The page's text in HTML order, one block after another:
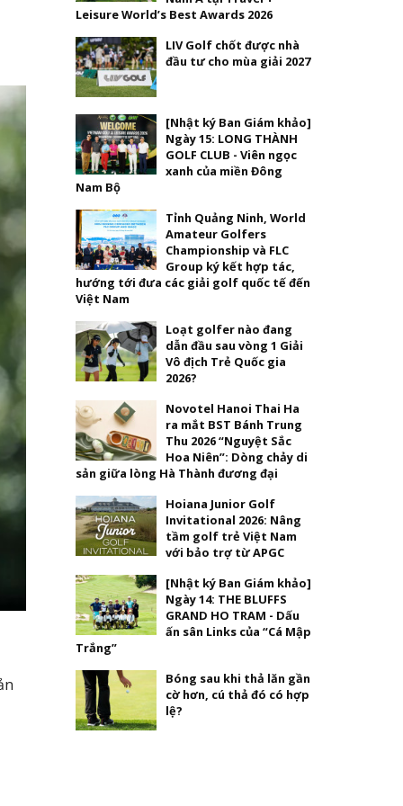
Leisure World’s Best Awards 2026
LIV Golf chốt được nhà
đầu tư cho mùa giải 2027
[Nhật ký Ban Giám khảo]
Ngày 15: LONG THÀNH
GOLF CLUB - Viên ngọc
xanh của miền Đông
Nam Bộ
Tỉnh Quảng Ninh, World
Amateur Golfers
Championship và FLC
Group ký kết hợp tác,
hướng tới đưa các giải golf quốc tế đến
Việt Nam
Loạt golfer nào đang
dẫn đầu sau vòng 1 Giải
Vô địch Trẻ Quốc gia
2026?
Novotel Hanoi Thai Ha
ra mắt BST Bánh Trung
Thu 2026 “Nguyệt Sắc
Hoa Niên”: Dòng chảy di
sản giữa lòng Hà Thành đương đại
Hoiana Junior Golf
Invitational 2026: Nâng
tầm golf trẻ Việt Nam
với bảo trợ từ APGC
[Nhật ký Ban Giám khảo]
Ngày 14: THE BLUFFS
GRAND HO TRAM - Dấu
ấn sân Links của “Cá Mập
Trắng”
Bóng sau khi thả lăn gần
cờ hơn, cú thả đó có hợp
lệ?